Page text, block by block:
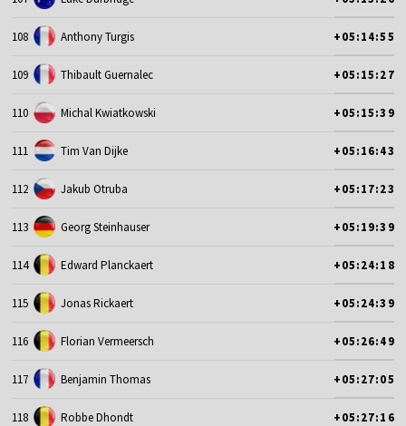
108 Anthony Turgis +05:14:55
109 Thibault Guernalec +05:15:27
110 Michal Kwiatkowski +05:15:39
111 Tim Van Dijke +05:16:43
112 Jakub Otruba +05:17:23
113 Georg Steinhauser +05:19:39
114 Edward Planckaert +05:24:18
115 Jonas Rickaert +05:24:39
116 Florian Vermeersch +05:26:49
117 Benjamin Thomas +05:27:05
118 Robbe Dhondt +05:27:16